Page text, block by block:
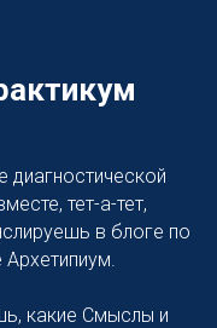
диагностической
тет-а-тет,
в блоге по
какие Смыслы и